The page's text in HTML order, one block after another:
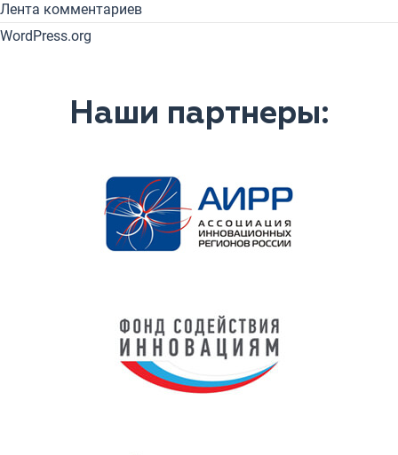
Лента комментариев
WordPress.org
Наши партнеры: